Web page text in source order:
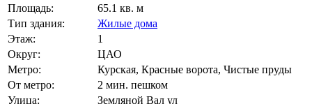
Площадь:
65.1 кв. м
Тип здания:
Жилые дома
Этаж:
1
Округ:
ЦАО
Метро:
Курская, Красные ворота, Чистые пруды
От метро:
2 мин. пешком
Улица:
Земляной Вал ул